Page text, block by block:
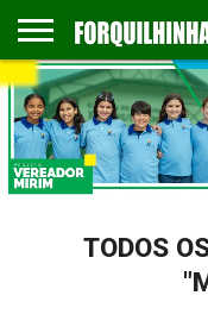
COLUNISTAS
EMPREGOS
ESPORTES
PUBLICAÇÃO
LEGAL
GASTRONOMIA
CONTATO
TODOS